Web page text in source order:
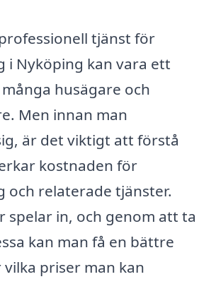
tjänst för
i Nyköping kan vara ett
husägare och
Men innan man
är det viktigt att förstå
kostnaden för
och relaterade tjänster.
spelar in, och genom att ta
kan man få en bättre
priser man kan